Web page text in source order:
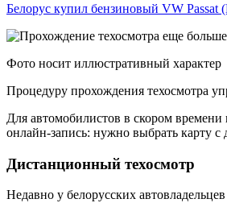
Белорус купил бензиновый VW Passat
Фото носит иллюстративный характер
Процедуру прохождения техосмотра
Для автомобилистов в скором
онлайн-запись: нужно выбрать карту
Дистанционный техосмотр
Недавно у белорусских